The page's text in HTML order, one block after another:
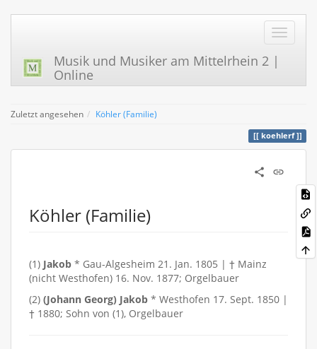
Musik und Musiker am Mittelrhein 2 |
Online
Zuletzt angesehen Köhler (Familie)
koehlerf
Köhler (Familie)
(1) Jakob * Gau-Algesheim 21. Jan. 1805 | † Mainz
(nicht Westhofen) 16. Nov. 1877; Orgelbauer
(2) (Johann Georg) Jakob * Westhofen 17. Sept. 1850 |
† 1880; Sohn von (1), Orgelbauer